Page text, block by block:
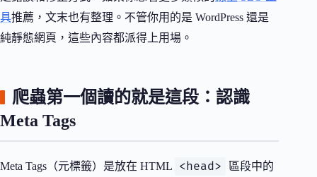
具推薦，文末也有整理。不管你用的是 WordPress 還是
純靜態網頁，這些內容都派得上用場。
爬蟲第一個讀的就是這段：認識
Meta Tags
Meta Tags（元標籤）是放在 HTML <head>
區段中的